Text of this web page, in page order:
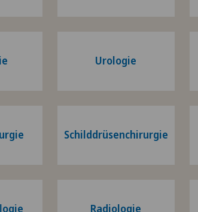
Urologie
Schilddrüsenchirurgie
Radiologie